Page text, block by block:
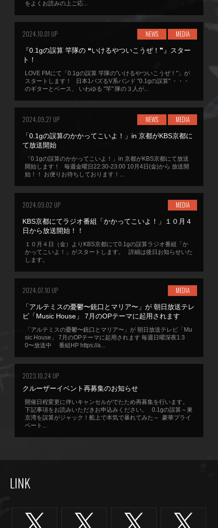
をよくお読みの上ご応...
2024.10.01 UP NEWS MEDIA
『0.1gの誤算 竿隊の ❝いけるやついこうぜ！❞』スター
ト！
LOVE FMにて「0.1gの誤算 竿隊の"いけるやついこうぜ！"」が
スタートします！ 日本1バズるV系バンド "0.1gの誤算" ・・・
のギターとベース、 いわゆる "竿" 隊の３人が...
2024.09.27 UP NEWS MEDIA
「0.1gの誤算のかかってこいよ！」in 京都がKBS京都に
て放送開始
「0.1gの誤算のかかってこいよ！」in 京都がKBS京都にて放送
開始します！ 毎週金曜日22:30-23:00 10月4日(金)から 放送開
始！！ お便りお待ちしております！...
2024.09.02 UP MEDIA
KBS京都にてラジオ番組「かかってこいよ！」１０月４
日から放送開始！！
１０月４日（金）よりKBS京都にて0.1gの誤算ラジオ番組「か
かってこいよ！」がスタートします。 詳細は後日お知らせいた
します。
2024.07.10 UP MEDIA
「アルテミスの憂鬱〜銃口とマリア〜」が 朝日放送テレ
ビ「Music House」 7月のOPテーマに起用されます
「アルテミスの憂鬱〜銃口とマリア〜」が 朝日放送テレビ「Mu
sic House」 7月のOPテーマに起用されます 毎週日曜深夜1:3
0〜放送中 番組HP https://a...
2023.10.24 UP
クルーザーイベント再募集のお知らせ
開催日程変更に伴いキャンセルがでたため再募集を行います。
下記事項をお読みいただきお申込みください。 0.1gの誤算～東
京湾を誤算がジャック！船上で本気で暴れてみた～ 豪華プライ
ベート...
LINK